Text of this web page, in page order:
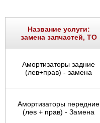
Название услуги:
замена запчастей, ТО
Амортизаторы задние
(лев+прав) - замена
Амортизаторы передние
(лев + прав) - Замена